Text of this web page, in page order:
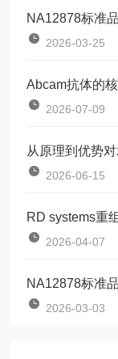
NA12878标准
2026-03-25
Abcam抗体的
2026-07-09
从原理到优势
2026-06-15
RD systems重
2026-04-07
NA12878标准
2026-03-03